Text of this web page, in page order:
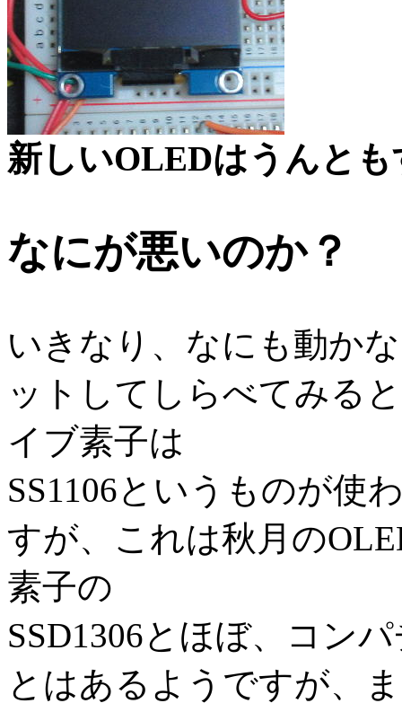
新しいOLEDはうんと
なにが悪いのか？
いきなり、なにも動か
ットしてしらべてみる
イブ素子は
SS1106というものが使
すが、これは秋月の
素子の
SSD1306とほぼ、コン
とはあるようですが、